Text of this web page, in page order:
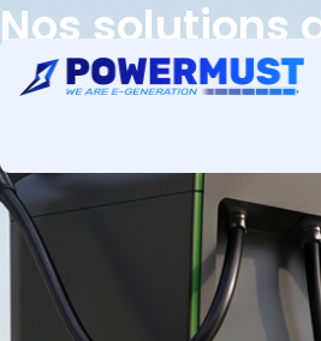
Nos solutions
station
Découvrez nos différents types